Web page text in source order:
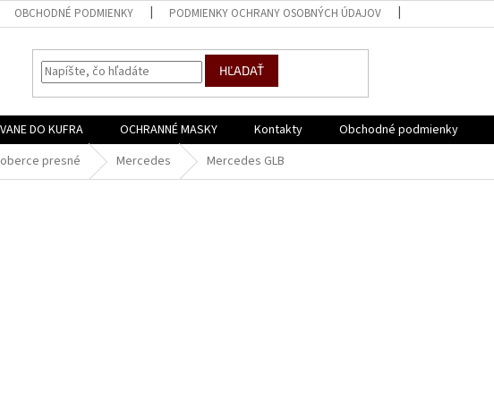
OBCHODNÉ PODMIENKY PODMIENKY OCHRANY OSOBNÝCH ÚDAJOV
HĽADAŤ
VANE DO KUFRA OCHRANNÉ MASKY Kontakty Obchodné podmienky
presné Mercedes Mercedes GLB